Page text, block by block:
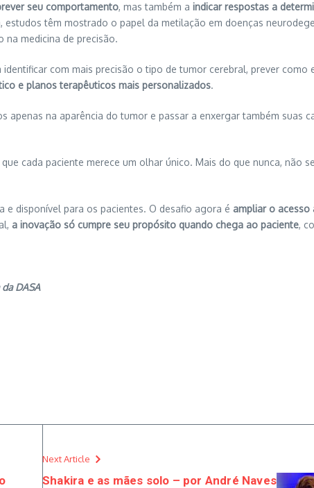
seu comportamento, mas também a indicar respostas a
têm mostrado o papel da metilação em doenças
medicina de precisão.
com mais precisão o tipo de tumor cerebral, prever
e planos terapêuticos mais personalizados.
na aparência do tumor e passar a enxergar também suas
cada paciente merece um olhar único. Mais do que nunca, não
e disponível para os pacientes. O desafio agora é ampliar o acesso
a inovação só cumpre seu propósito quando chega ao paciente,
DASA
Next Article
Shakira e as mães solo – por André Naves